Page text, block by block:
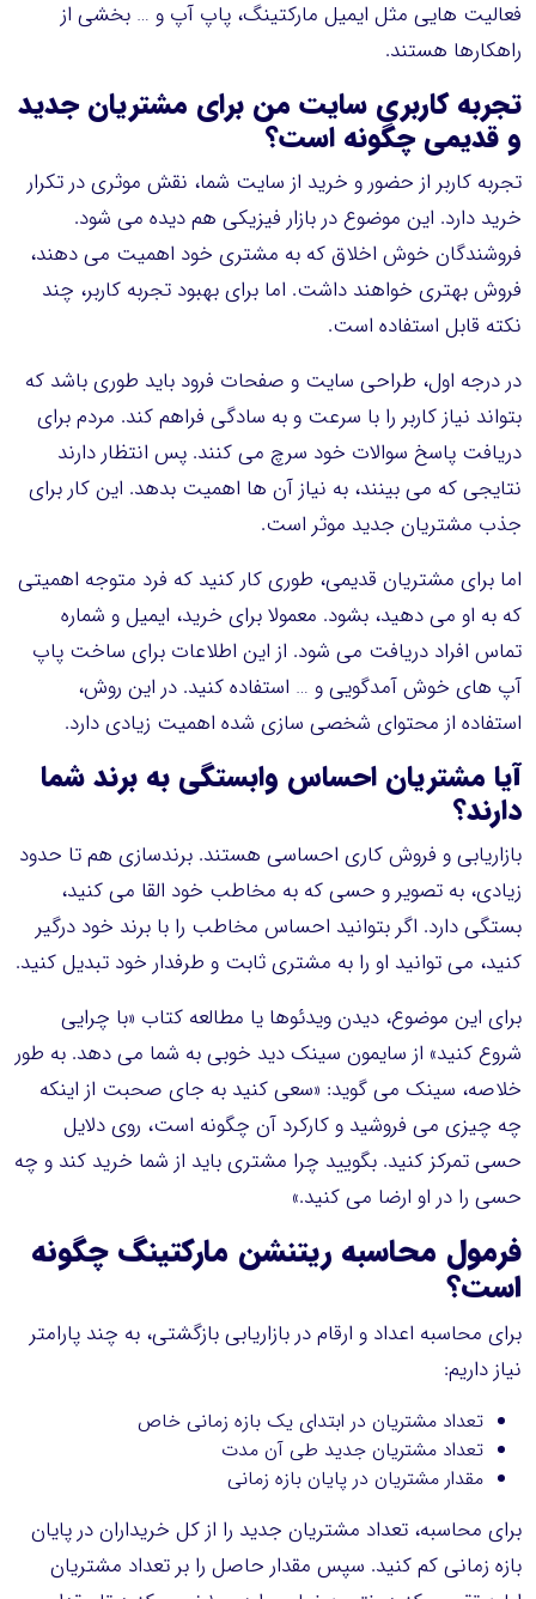
فعالیت هایی مثل ایمیل مارکتینگ، پاپ آپ و … بخشی از
راهکارها هستند.
تجربه کاربری سایت من برای مشتریان جدید
و قدیمی چگونه است؟
تجربه کاربر از حضور و خرید از سایت شما، نقش موثری در تکرار
خرید دارد. این موضوع در بازار فیزیکی هم دیده می شود.
فروشندگان خوش اخلاق که به مشتری خود اهمیت می دهند،
فروش بهتری خواهند داشت. اما برای بهبود تجربه کاربر، چند
نکته قابل استفاده است.
در درجه اول، طراحی سایت و صفحات فرود باید طوری باشد که
بتواند نیاز کاربر را با سرعت و به سادگی فراهم کند. مردم برای
دریافت پاسخ سوالات خود سرچ می کنند. پس انتظار دارند
نتایجی که می بینند، به نیاز آن ها اهمیت بدهد. این کار برای
جذب مشتریان جدید موثر است.
اما برای مشتریان قدیمی، طوری کار کنید که فرد متوجه اهمیتی
که به او می دهید، بشود. معمولا برای خرید، ایمیل و شماره
تماس افراد دریافت می شود. از این اطلاعات برای ساخت پاپ
آپ های خوش آمدگویی و … استفاده کنید. در این روش،
استفاده از محتوای شخصی سازی شده اهمیت زیادی دارد.
آیا مشتریان احساس وابستگی به برند شما
دارند؟
بازاریابی و فروش کاری احساسی هستند. برندسازی هم تا حدود
زیادی، به تصویر و حسی که به مخاطب خود القا می کنید،
بستگی دارد. اگر بتوانید احساس مخاطب را با برند خود درگیر
کنید، می توانید او را به مشتری ثابت و طرفدار خود تبدیل کنید.
برای این موضوع، دیدن ویدئوها یا مطالعه کتاب «با چرایی
شروع کنید» از سایمون سینک دید خوبی به شما می دهد. به طور
خلاصه، سینک می گوید: «سعی کنید به جای صحبت از اینکه
چه چیزی می فروشید و کارکرد آن چگونه است، روی دلایل
حسی تمرکز کنید. بگویید چرا مشتری باید از شما خرید کند و چه
حسی را در او ارضا می کنید.»
فرمول محاسبه ریتنشن مارکتینگ چگونه
است؟
برای محاسبه اعداد و ارقام در بازاریابی بازگشتی، به چند پارامتر
نیاز داریم:
تعداد مشتریان در ابتدای یک بازه زمانی خاص
تعداد مشتریان جدید طی آن مدت
مقدار مشتریان در پایان بازه زمانی
برای محاسبه، تعداد مشتریان جدید را از کل خریداران در پایان
بازه زمانی کم کنید. سپس مقدار حاصل را بر تعداد مشتریان